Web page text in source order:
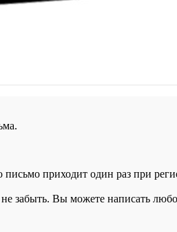
приходит один раз при
забыть. Вы можете написать